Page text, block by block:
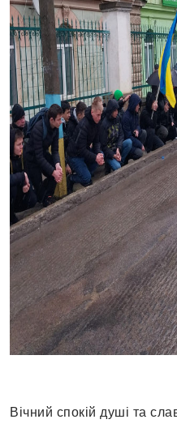
Вічний спокій душі та